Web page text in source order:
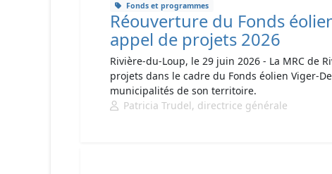
Fonds et programmes
Réouverture du Fonds
appel de projets 2026
Rivière-du-Loup, le 29 juin 2026 - La MRC de
projets dans le cadre du Fonds éolien Viger-
municipalités de son territoire.
Patricia Trudel, directrice générale